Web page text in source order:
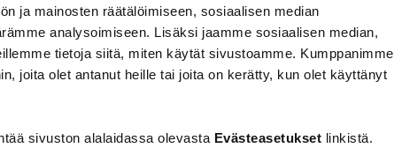
ja mainosten räätälöimiseen, sosiaalisen median
analysoimiseen. Lisäksi jaamme sosiaalisen median,
tietoja siitä, miten käytät sivustoamme. Kumppanimme
joita olet antanut heille tai joita on kerätty, kun olet käyttänyt
sivuston alalaidassa olevasta Evästeasetukset linkistä.